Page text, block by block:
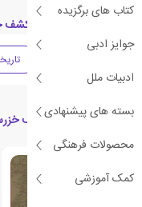
کتاب های برگزیده
جوایز ادبی
ادبیات ملل
بسته های پیشنهادی
محصولات فرهنگی
کمک آموزشی
دسته بندی های کتاب کشف
کتاب های مرتبط با کشف